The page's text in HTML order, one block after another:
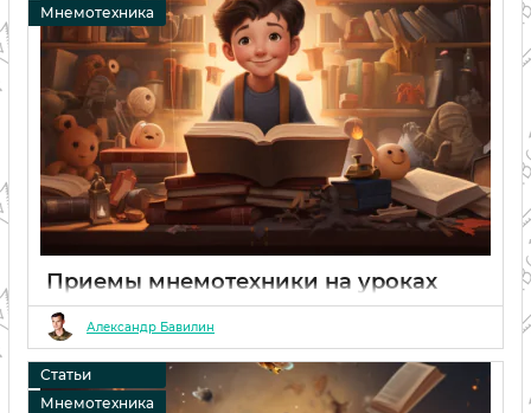
Мнемотехника
Приемы мнемотехники на уроках
математики для 5-9 классов
06 02 2024
Александр Бавилин
Статьи
Мнемотехника